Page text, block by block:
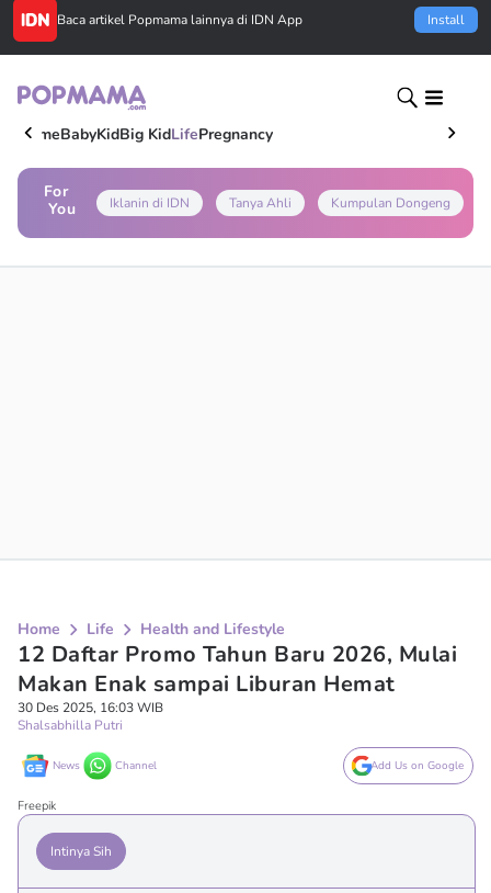
Baca artikel Popmama lainnya di IDN App Install
HomeBabyKidBig KidLifePregnancy
For
You
Iklanin di IDN Tanya Ahli Kumpulan Dongeng
Home Life Health and Lifestyle
12 Daftar Promo Tahun Baru 2026, Mulai
Makan Enak sampai Liburan Hemat
30 Des 2025, 16:03 WIB
Shalsabhilla Putri
News Channel Add Us on Google
Freepik
Intinya Sih